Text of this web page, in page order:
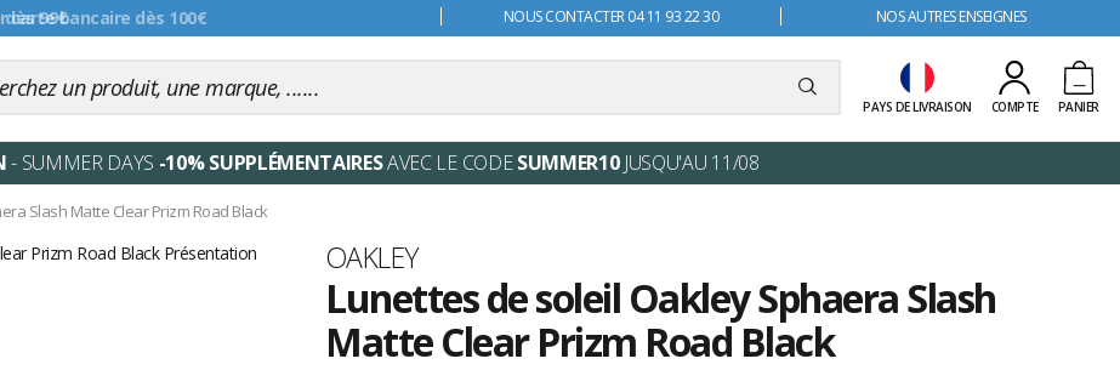
99€ NOUS CONTACTER 04 11 93 22 30 NOS AUTRES ENSEIGNES
PAYS DE LIVRAISON COMPTE PANIER
- SUMMER DAYS -10% SUPPLÉMENTAIRESAVEC LE CODESUMMER10JUSQU'AU 11/08
Slash Matte Clear Prizm Road Black
Marque
OAKLEY
Lunettes de soleil Oakley Sphaera Slash
Matte Clear Prizm Road Black